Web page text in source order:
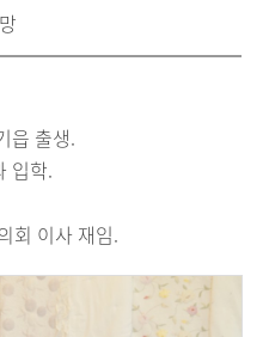
읍 출생.
입학.
회 이사 재임.